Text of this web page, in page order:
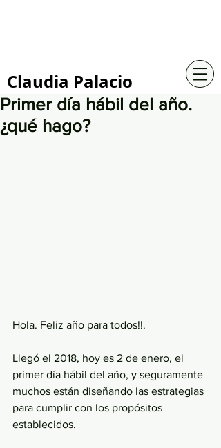
Claudia Palacio
Primer día hábil del año.
¿qué hago?
Hola. Feliz año para todos!!.
Llegó el 2018, hoy es 2 de enero, el
primer día hábil del año, y seguramente
muchos están diseñando las estrategias
para cumplir con los propósitos
establecidos.